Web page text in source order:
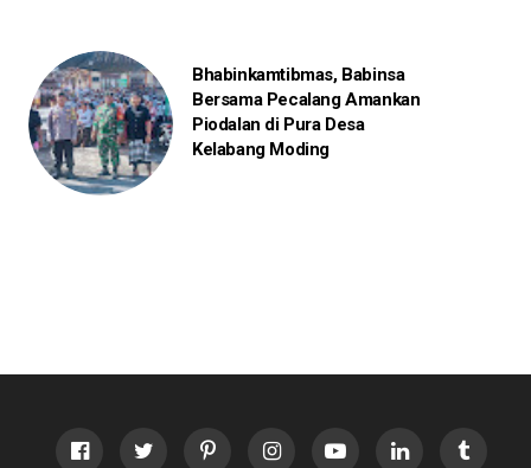
Bhabinkamtibmas, Babinsa
Bersama Pecalang Amankan
Piodalan di Pura Desa
Kelabang Moding